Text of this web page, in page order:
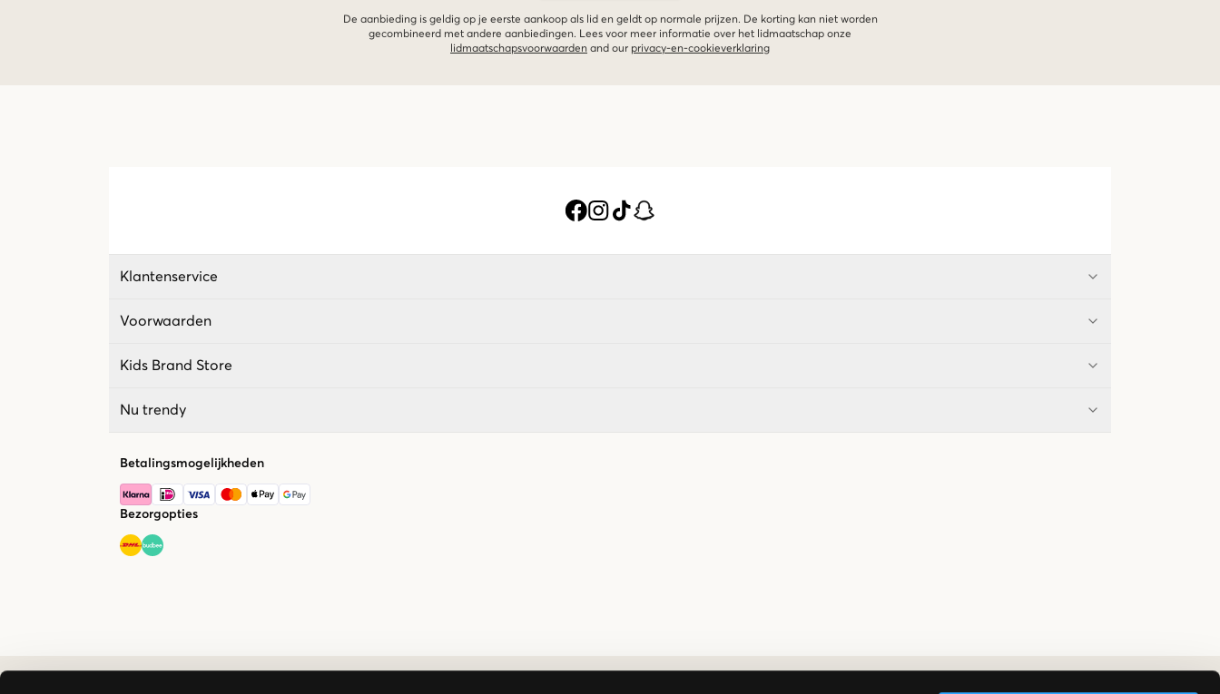
De aanbieding is geldig op je eerste aankoop als lid en geldt op normale prijzen. De korting kan niet worden
gecombineerd met andere aanbiedingen. Lees voor meer informatie over het lidmaatschap onze
lidmaatschapsvoorwaarden and our privacy-en-cookieverklaring
Klantenservice
Voorwaarden
Kids Brand Store
Nu trendy
Betalingsmogelijkheden
Bezorgopties